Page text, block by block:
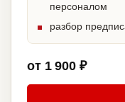
персоналом
разбор
от 1 900 ₽